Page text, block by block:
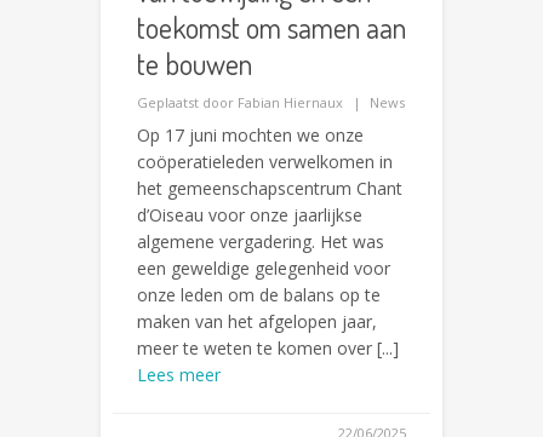
toekomst om samen aan
te bouwen
Geplaatst door Fabian Hiernaux News
Op 17 juni mochten we onze
coöperatieleden verwelkomen in
het gemeenschapscentrum Chant
d’Oiseau voor onze jaarlijkse
algemene vergadering. Het was
een geweldige gelegenheid voor
onze leden om de balans op te
maken van het afgelopen jaar,
meer te weten te komen over [...]
Lees meer
22/06/2025